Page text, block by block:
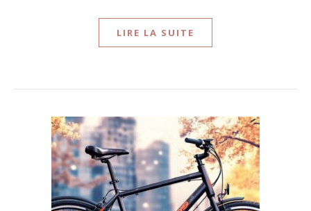
LIRE LA SUITE